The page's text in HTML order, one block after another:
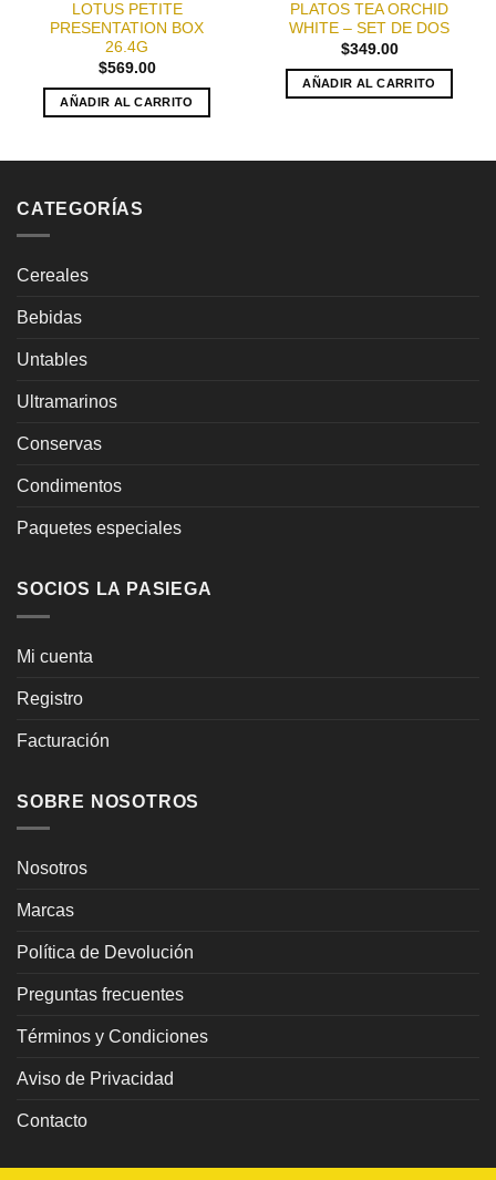
LOTUS PETITE
PRESENTATION BOX
26.4G
$569.00
AÑADIR AL CARRITO
PLATOS TEA ORCHID
WHITE – SET DE DOS
$349.00
AÑADIR AL CARRITO
CATEGORÍAS
Cereales
Bebidas
Untables
Ultramarinos
Conservas
Condimentos
Paquetes especiales
SOCIOS LA PASIEGA
Mi cuenta
Registro
Facturación
SOBRE NOSOTROS
Nosotros
Marcas
Política de Devolución
Preguntas frecuentes
Términos y Condiciones
Aviso de Privacidad
Contacto